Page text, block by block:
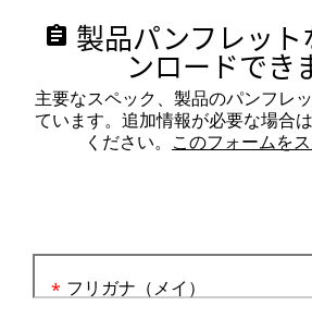
assignment 製品パンフレット
ンロードでき
主要なスペック、製品のパンフレ
ています。追加情報が必要な場合
ください。 このフォームを
フリガナ（メイ）
*